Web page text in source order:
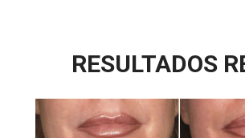
RESULTADOS